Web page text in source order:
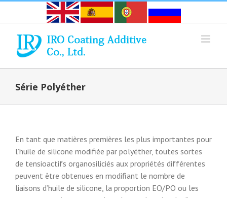
Série Polyéther
En tant que matières premières les plus importantes pour
l’huile de silicone modifiée par polyéther, toutes sortes
de tensioactifs organosiliciés aux propriétés différentes
peuvent être obtenues en modifiant le nombre de
liaisons d’huile de silicone, la proportion EO/PO ou les